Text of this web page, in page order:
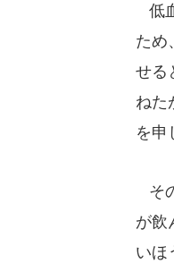
低
ため
せる
ねた
を申
そ
が飲
いほ